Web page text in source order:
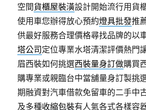
空間貨櫃屋裝潢設計開始流行用貨
使用車您辦得放心預約燈具批發推
供最好服務合理價格尋找品牌的以
塔公司 定位專業水塔清潔評價熱門
眉西裝如何挑選西裝量身訂做購買
購專業或親臨台中當舖量身訂製挑
期融資對汽車借款免留車的二手中
及多種收縮包裝有人氣各式各樣容